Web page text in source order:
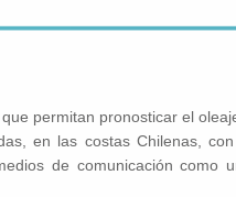
permitan pronosticar el
en las costas Chilenas,
de comunicación como